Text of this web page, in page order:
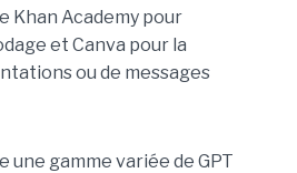
Khan Academy pour
et Canva pour la
ou de messages
une gamme variée de GPT